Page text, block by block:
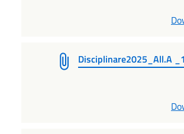
Disciplinare2025_All.A _1_